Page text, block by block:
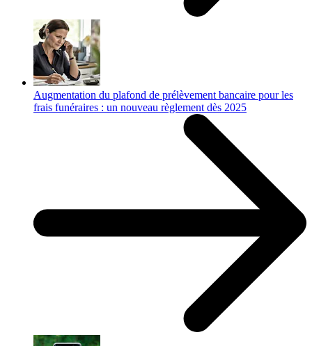
Augmentation du plafond de prélèvement bancaire pour les
frais funéraires : un nouveau règlement dès 2025